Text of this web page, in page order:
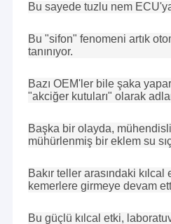
Haberler
Kılıflar
Bir teklif isteği
Özel tel koşum
LVDS Kablo Düzeneği
Bu sayede tuzlu nem
Bu "sifon" fenomeni artık
tanınıyor.
Bazı OEM'ler bile şaka
"akciğer kutuları" olarak
Başka bir olayda,
mühürlenmiş bir eklem su
Bakır teller arasındaki
kemerlere girmeye devam
Bu güçlü kılcal etki,
gelecek için müşterilerle işbirliği